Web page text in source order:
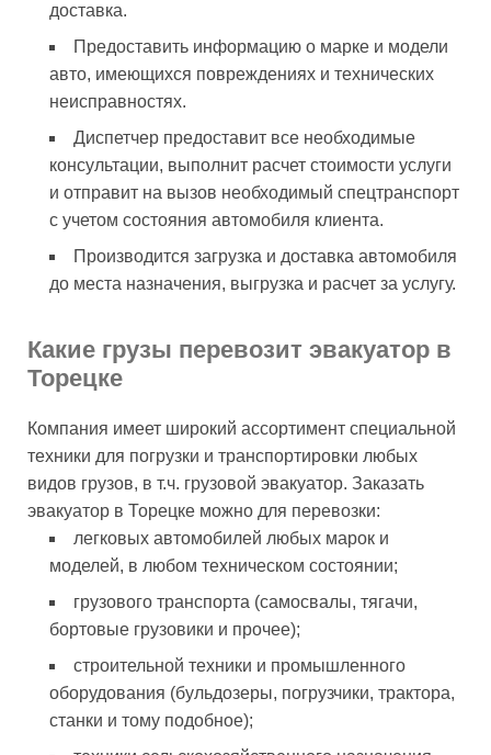
доставка.
Предоставить информацию о марке и модели
авто, имеющихся повреждениях и технических
неисправностях.
Диспетчер предоставит все необходимые
консультации, выполнит расчет стоимости услуги
и отправит на вызов необходимый спецтранспорт
с учетом состояния автомобиля клиента.
Производится загрузка и доставка автомобиля
до места назначения, выгрузка и расчет за услугу.
Какие грузы перевозит эвакуатор в
Торецке
Компания имеет широкий ассортимент специальной
техники для погрузки и транспортировки любых
видов грузов, в т.ч. грузовой эвакуатор. Заказать
эвакуатор в Торецке можно для перевозки:
легковых автомобилей любых марок и
моделей, в любом техническом состоянии;
грузового транспорта (самосвалы, тягачи,
бортовые грузовики и прочее);
строительной техники и промышленного
оборудования (бульдозеры, погрузчики, трактора,
станки и тому подобное);